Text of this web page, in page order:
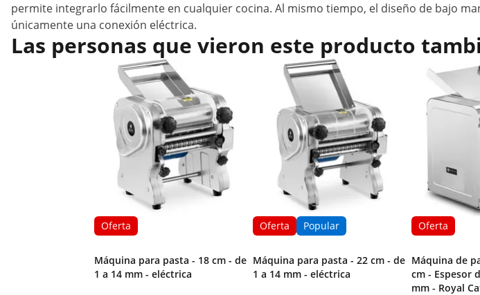
permite integrarlo fácilmente en cualquier cocina. Al mismo tiempo, el diseño de bajo
únicamente una conexión eléctrica.
Las personas que vieron este producto
Oferta
Máquina para pasta - 18 cm - de
1 a 14 mm - eléctrica
Oferta Popular
Máquina para pasta - 22 cm - de
1 a 14 mm - eléctrica
Oferta
Máquina de
cm - Espesor
mm - Royal